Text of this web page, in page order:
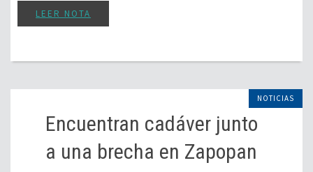
LEER NOTA
NOTICIAS
Encuentran cadáver junto
a una brecha en Zapopan